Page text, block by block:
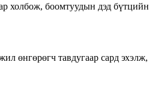
холбож, боомтуудын дэд бүтцийн
өнгөрөгч тавдугаар сард эхэлж,